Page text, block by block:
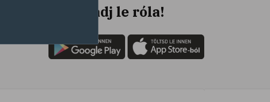
# hal
# egészséges táplálkozás
# omega-3
# D-vitamin
Ne maradj le róla!